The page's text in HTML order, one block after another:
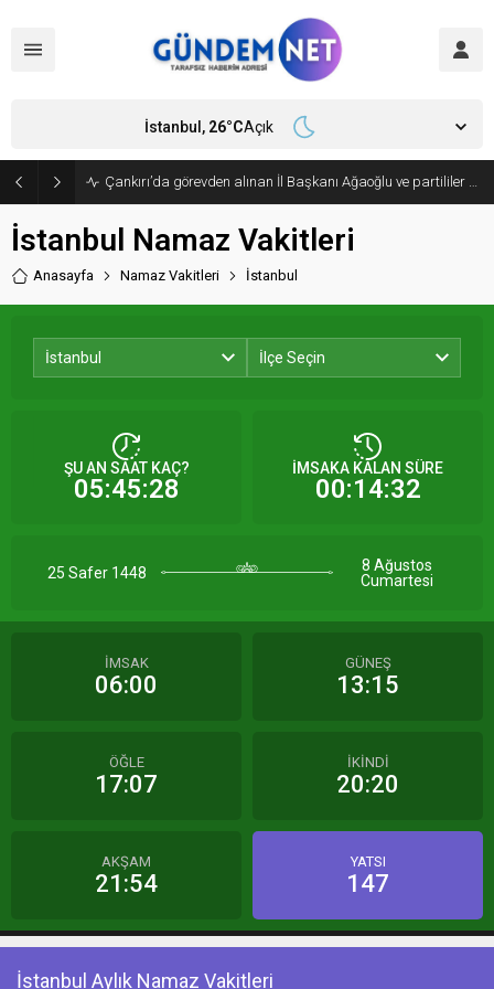
Çankırı’da görevden alınan İl Başkanı Ağaoğlu ve partililer CHP’den istifa edip, Yeni Parti’ye geçti
İstanbul, 26°CAçık
İstanbul Namaz Vakitleri
Anasayfa Namaz Vakitleri İstanbul
ŞU AN SAAT KAÇ?
05:45:28
İstanbul İlçe Seçin
İMSAKA KALAN SÜRE
00:14:32
25 Safer 1448
8 Ağustos
Cumartesi
İMSAK
06:00
GÜNEŞ
13:15
ÖĞLE
17:07
İKİNDİ
20:20
AKŞAM
21:54
YATSI
147
İstanbul Aylık Namaz Vakitleri